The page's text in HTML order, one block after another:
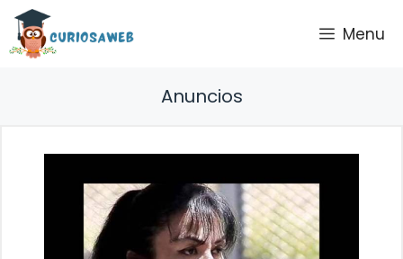
Saltar
contenido
Menu
Anuncios